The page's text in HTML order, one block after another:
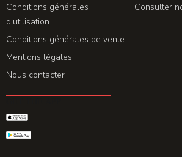
Conditions générales
d'utilisation
Conditions générales de vente
Mentions légales
Nous contacter
Consulter